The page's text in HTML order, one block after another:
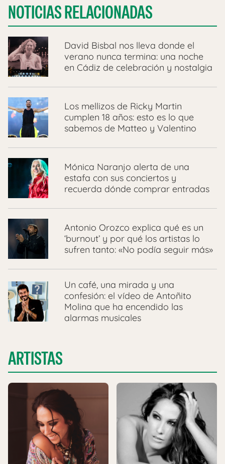
NOTICIAS RELACIONADAS
David Bisbal nos lleva donde el
verano nunca termina: una noche
en Cádiz de celebración y nostalgia
Los mellizos de Ricky Martin
cumplen 18 años: esto es lo que
sabemos de Matteo y Valentino
Mónica Naranjo alerta de una
estafa con sus conciertos y
recuerda dónde comprar entradas
Antonio Orozco explica qué es un
‘burnout’ y por qué los artistas lo
sufren tanto: «No podía seguir más»
Un café, una mirada y una
confesión: el vídeo de Antoñito
Molina que ha encendido las
alarmas musicales
ARTISTAS